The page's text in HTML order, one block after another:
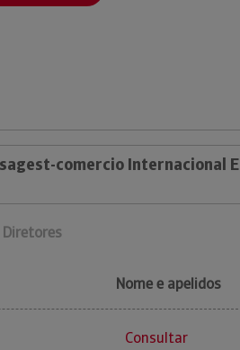
comercio Internacional E
Diretores
Nome e apelidos
Consultar